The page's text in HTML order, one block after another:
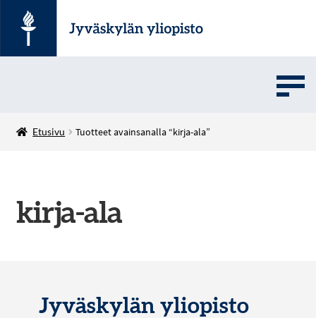
UMOVE
English
Etusivu Tuotteet avainsanalla “kirja-ala”
kirja-ala
Jyväskylän yliopisto